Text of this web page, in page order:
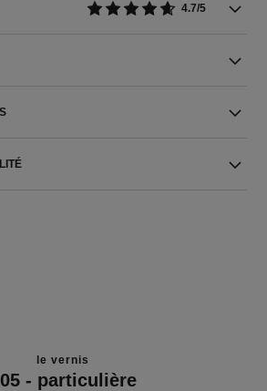
4.7/5
le vernis
- particulière